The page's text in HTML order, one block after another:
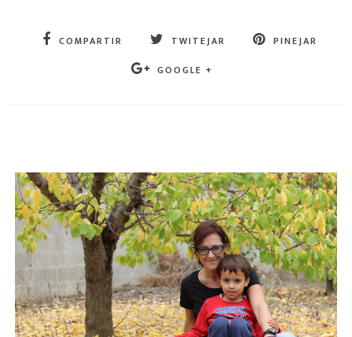
COMPARTIR TWITEJAR
PINEJAR
GOOGLE +